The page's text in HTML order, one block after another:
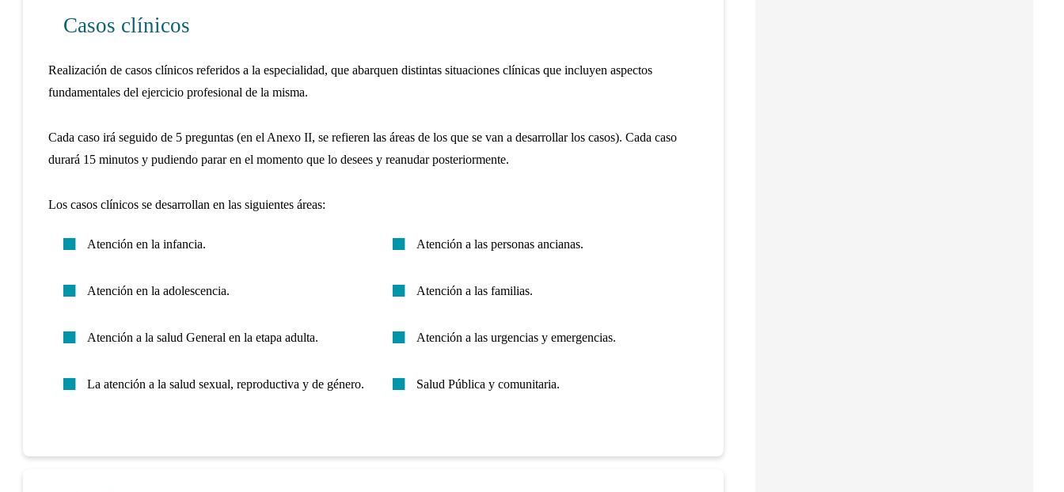
Casos clínicos
Realización de casos clínicos referidos a la especialidad, que abarquen distintas situaciones clínicas que incluyen aspectos
fundamentales del ejercicio profesional de la misma.
Cada caso irá seguido de 5 preguntas (en el Anexo II, se refieren las áreas de los que se van a desarrollar los casos). Cada caso
durará 15 minutos y pudiendo parar en el momento que lo desees y reanudar posteriormente.
Los casos clínicos se desarrollan en las siguientes áreas:
Atención en la infancia.
Atención en la adolescencia.
Atención a la salud General en la etapa adulta.
La atención a la salud sexual, reproductiva y de género.
Atención a las personas ancianas.
Atención a las familias.
Atención a las urgencias y emergencias.
Salud Pública y comunitaria.